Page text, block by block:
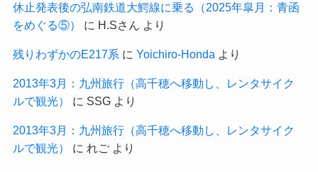
休止発表後の弘南鉄道大鰐線に乗る（2025年皐月：青函
をめぐる⑤）
に H.Sさん より
残りわずかのE217系 に Yoichiro-Honda より
2013年3月：九州旅行（高千穂へ移動し、レンタサイク
ルで観光）
に SSGより
2013年3月：九州旅行（高千穂へ移動し、レンタサイク
ルで観光）
に れごより